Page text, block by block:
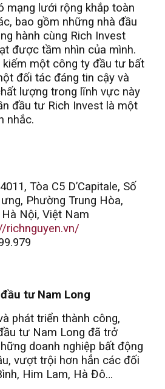
mạng lưới rộng khắp toàn
bao gồm những nhà đầu
hành cùng Rich Invest
được tầm nhìn của mình.
kiếm một công ty đầu tư bất
đối tác đáng tin cậy và
lượng trong lĩnh vực này
đầu tư Rich Invest là một
nhắc.
Tòa C5 D’Capitale, Số
Phường Trung Hòa,
Hà Nội, Việt Nam
richnguyen.vn/
tư Nam Long
phát triển thành công,
tư Nam Long đã trở
doanh nghiệp bất động
vượt trội hơn hẳn các đối
Him Lam, Hà Đô…